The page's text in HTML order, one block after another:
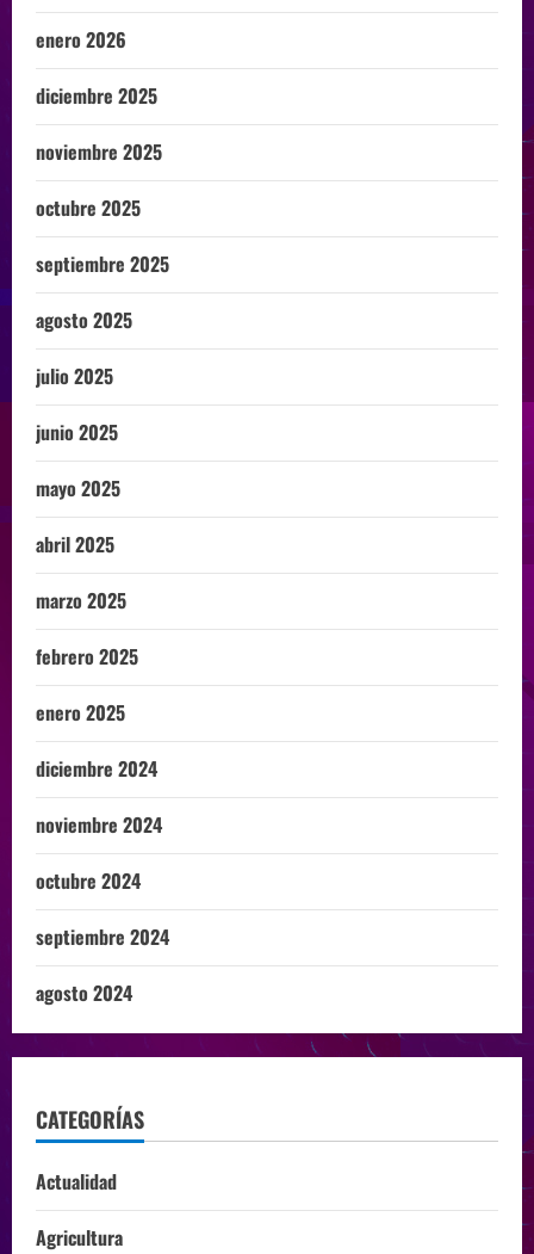
enero 2026
diciembre 2025
noviembre 2025
octubre 2025
septiembre 2025
agosto 2025
julio 2025
junio 2025
mayo 2025
abril 2025
marzo 2025
febrero 2025
enero 2025
diciembre 2024
noviembre 2024
octubre 2024
septiembre 2024
agosto 2024
CATEGORÍAS
Actualidad
Agricultura